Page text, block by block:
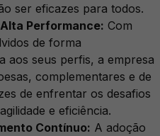
ser eficazes para todos.
Performance: Com
de forma
aos seus perfis, a empresa
complementares e de
de enfrentar os desafios
e eficiência.
Contínuo: A adoção